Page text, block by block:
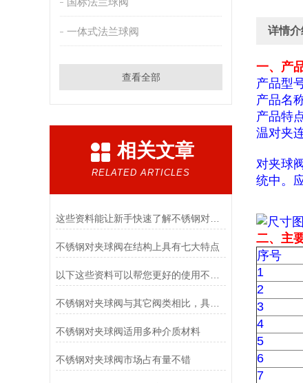
一体式法兰球阀
查看全部
相关文章
RELATED ARTICLES
这些资料能让新手快速了解不锈钢对夹球阀
不锈钢对夹球阀在结构上具有七大特点
不锈钢对夹球阀与其它阀类相比，具有哪些优点？
不锈钢对夹球阀适用多种介质材料
不锈钢对夹球阀市场占有量不错
详情介
一、产
产品型
产品名
产品特
温对夹
对夹球
统中。
二、主
序号
1
2
3
4
5
6
7